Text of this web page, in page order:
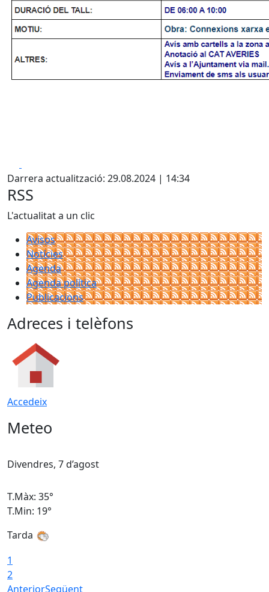
Darrera actualització: 29.08.2024 | 14:34
RSS
L'actualitat a un clic
Avisos
Notícies
Agenda
Agenda política
Publicacions
Adreces i telèfons
Accedeix
Meteo
Divendres, 7 d’agost
T.Màx: 35°
T.Min: 19°
Tarda
1
2
AnteriorSegüent